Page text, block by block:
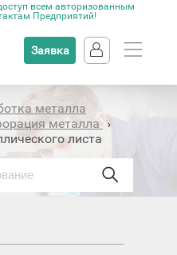
всем авторизованным
Предприятий!
Заявка
металла
металла ›
листа